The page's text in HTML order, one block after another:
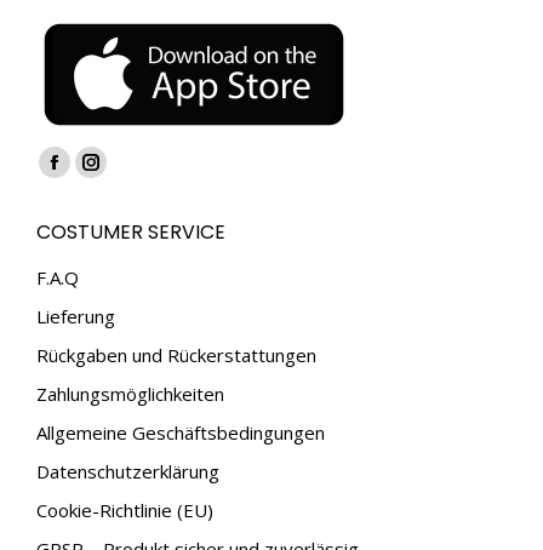
Finden Sie uns auf:
Facebook
opens
in
window
Instagram
opens
window
COSTUMER SERVICE
F.A.Q
Lieferung
Rückgaben und Rückerstattungen
Zahlungsmöglichkeiten
Allgemeine Geschäftsbedingungen
Datenschutzerklärung
Cookie-Richtlinie (EU)